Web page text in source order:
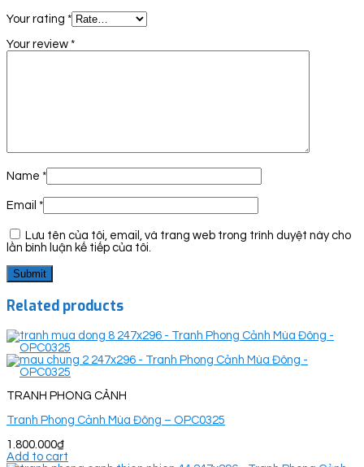
Your rating *
Your review *
Name *
Email *
Lưu tên của tôi, email, và trang web trong trình duyệt này cho
lần bình luận kế tiếp của tôi.
Related products
TRANH PHONG CẢNH
Tranh Phong Cảnh Mùa Đông – OPC0325
1.800.000₫
Add to cart